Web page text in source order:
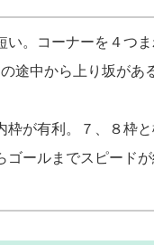
。コーナーを４つま
途中から上り坂があ
が有利。７、８枠と
ールまでスピードが